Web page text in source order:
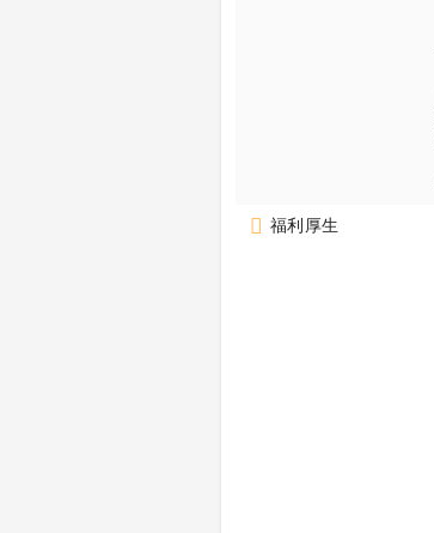
福利厚生